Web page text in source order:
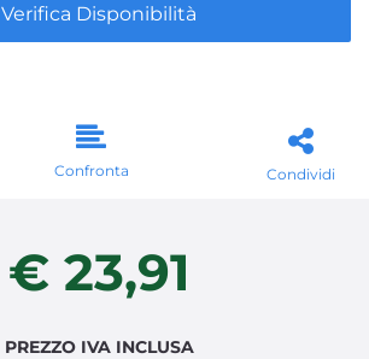
Verifica Disponibilità
Confronta Condividi
€ 23,91
PREZZO IVA INCLUSA